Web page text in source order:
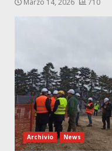
Archivio News